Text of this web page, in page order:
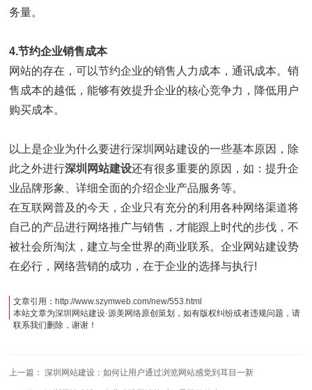
务量。
4.节约企业销售成本
网站的存在，可以节约企业的销售人力成本，通讯成本。销
售成本的越低，能够有效提升企业的核心竞争力，降低用户
购买成本。
以上是企业为什么要进行深圳网站建设的一些基本原因，除
此之外进行深圳网站建设还有很多重要的原因，如：提升企
业品牌形象、详细全面的介绍企业产品服务等。
在互联网普及的今天，企业只有充分的利用各种网络渠道将
自己的产品进行网络推广与销售，才能跟上时代的步伐，不
被社会所淘汰，建立与全世界的商业联系。企业网站建设势
在必行，网络营销的成功，在于企业的选择与执行!
文章引用： http://www.szymweb.com/new/553.html
本站文章为深圳网站建设·源美网络原创策划，如有版权纠纷或者违规问题，请
联系我们删除，谢谢！
上一篇：深圳网站建设：如何让用户通过浏览网站感觉到耳目一新